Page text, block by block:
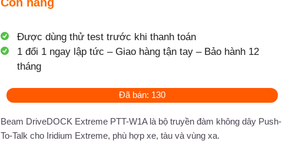
Được dùng thử test trước khi thanh toán
1 đổi 1 ngay lập tức – Giao hàng tận tay – Bảo hành 12
tháng
Đã bán: 130
Beam DriveDOCK Extreme PTT-W1A là bộ truyền đàm không dây Push-
To-Talk cho Iridium Extreme, phù hợp xe, tàu và vùng xa.